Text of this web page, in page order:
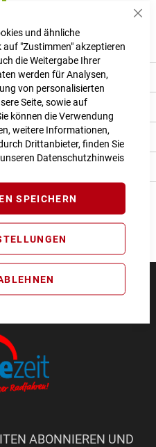
und ähnliche
"Zustimmen" akzeptieren
die Weitergabe Ihrer
werden für Analysen,
von personalisierten
Seite, sowie auf
können die Verwendung
weitere Informationen,
Drittanbieter, finden Sie
Datenschutzhinweis
SPEICHERN
ABONNIEREN UND